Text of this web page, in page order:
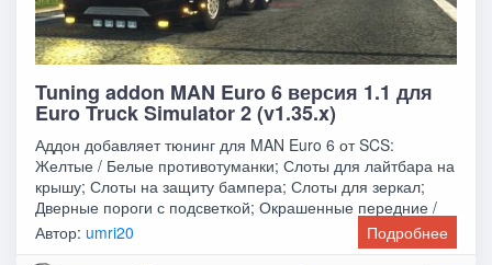
Tuning addon MAN Euro 6 версия 1.1 для
Euro Truck Simulator 2 (v1.35.x)
Аддон добавляет тюнинг для MAN Euro 6 от SCS:
Желтые / Белые противотуманки; Слоты для лайтбара на
крышу; Слоты на защиту бампера; Слоты для зеркал;
Дверные пороги с подсветкой; Окрашенные передние /
Автор:umri20 Подробнее